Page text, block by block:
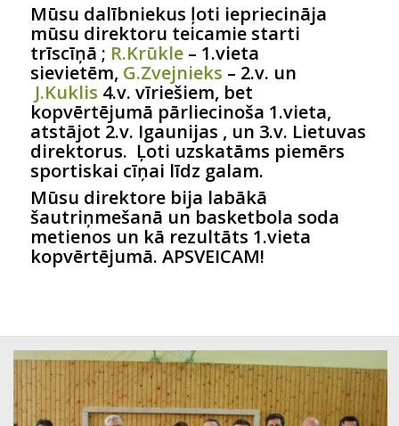
Mūsu dalībniekus ļoti iepriecināja
mūsu direktoru teicamie starti
trīscīņā ; R.Krūkle– 1.vieta
sievietēm, G.Zvejnieks – 2.v. un
J.Kuklis 4.v. vīriešiem, bet
kopvērtējumā pārliecinoša 1.vieta,
atstājot 2.v. Igaunijas , un 3.v. Lietuvas
direktorus. Ļoti uzskatāms piemērs
sportiskai cīņai līdz galam.
Mūsu direktore bija labākā
šautriņmešanā un basketbola soda
metienos un kā rezultāts 1.vieta
kopvērtējumā. APSVEICAM!